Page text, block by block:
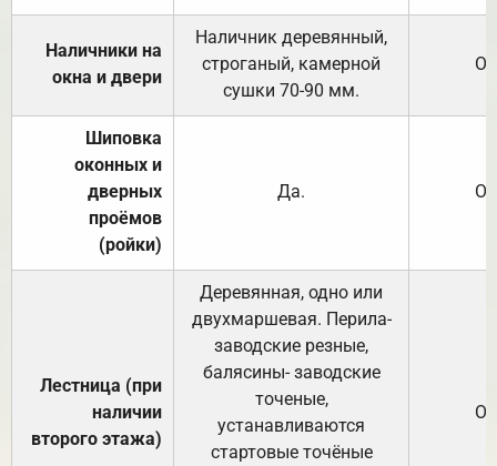
Наличники на
окна и двери
Наличник деревянный,
строганый, камерной
сушки 70-90 мм.
Шиповка
оконных и
дверных
проёмов
(ройки)
Да.
Лестница (при
наличии
второго этажа)
Деревянная, одно или
двухмаршевая. Перила-
заводские резные,
балясины- заводские
точеные,
устанавливаются
стартовые точёные